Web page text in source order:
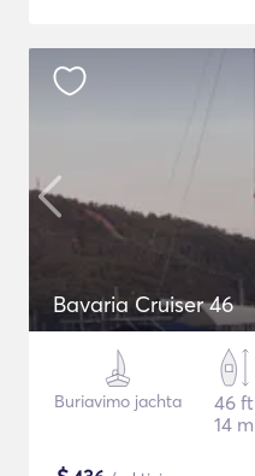
Bavaria Cruiser 46
Buriavimo jachta
46 ft
14 m